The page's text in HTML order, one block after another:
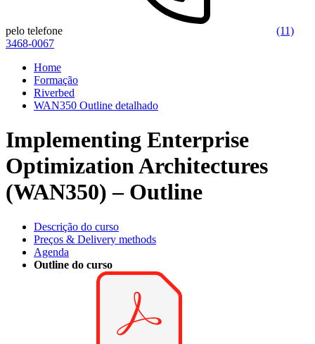
pelo telefone
(11)
3468-0067
Home
Formação
Riverbed
WAN350 Outline detalhado
Implementing Enterprise
Optimization Architectures
(WAN350) – Outline
Descrição do curso
Preços & Delivery methods
Agenda
Outline do curso